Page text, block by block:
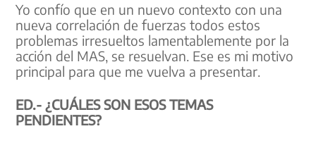
Yo confío que en un nuevo contexto con una
nueva correlación de fuerzas todos estos
problemas irresueltos lamentablemente por la
acción del MAS, se resuelvan. Ese es mi motivo
principal para que me vuelva a presentar.
ED.- ¿CUÁLES SON ESOS TEMAS
PENDIENTES?